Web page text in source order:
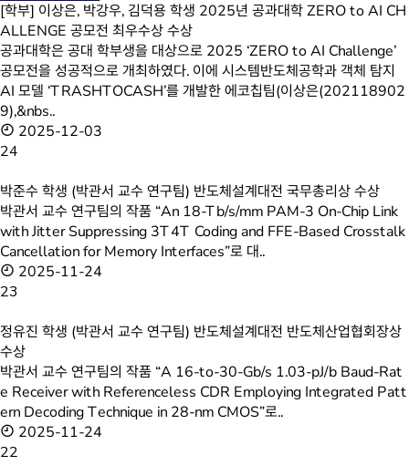
[학부] 이상은, 박강우, 김덕용 학생 2025년 공과대학 ZERO to AI CH
ALLENGE 공모전 최우수상 수상
공과대학은 공대 학부생을 대상으로 2025 ‘ZERO to AI Challenge’
공모전을 성공적으로 개최하였다. 이에 시스템반도체공학과 객체 탐지
AI 모델 ‘TRASHTOCASH’를 개발한 에코칩팀(이상은(202118902
9),&nbs..
2025-12-03
24
박준수 학생 (박관서 교수 연구팀) 반도체설계대전 국무총리상 수상
박관서 교수 연구팀의 작품 “An 18-Tb/s/mm PAM-3 On-Chip Link
with Jitter Suppressing 3T4T Coding and FFE-Based Crosstalk
Cancellation for Memory Interfaces”로 대..
2025-11-24
23
정유진 학생 (박관서 교수 연구팀) 반도체설계대전 반도체산업협회장상
수상
박관서 교수 연구팀의 작품 “A 16-to-30-Gb/s 1.03-pJ/b Baud-Rat
e Receiver with Referenceless CDR Employing Integrated Patt
ern Decoding Technique in 28-nm CMOS”로..
2025-11-24
22